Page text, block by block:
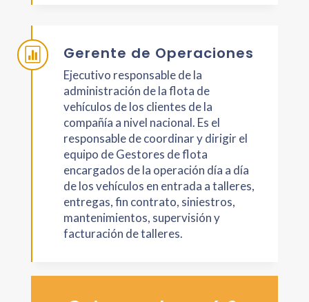
 Gerente de Operaciones
Ejecutivo responsable de la
administración de la flota de
vehículos de los clientes de la
compañía a nivel nacional. Es el
responsable de coordinar y dirigir el
equipo de Gestores de flota
encargados de la operación día a día
de los vehículos en entrada a talleres,
entregas, fin contrato, siniestros,
mantenimientos, supervisión y
facturación de talleres.